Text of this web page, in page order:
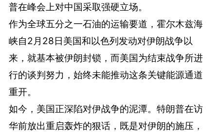
普在峰会上对中国采取强硬立场。
作为全球五分之一石油的运输要道，霍尔木兹海
峡自2月28日美国和以色列发动对伊朗战争以
来，就基本被伊朗封锁，而美国为结束战争所进
行的谈判努力，始终未能推动这条关键能源通道
重开。
如今，美国正深陷对伊战争的泥潭。特朗普在访
华前放出重启轰炸的狠话，既是对伊朗的施压，